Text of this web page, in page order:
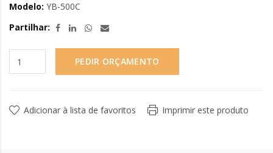
Modelo: YB-500C
Partilhar:
PEDIR ORÇAMENTO
Adicionar à lista de favoritos Imprimir este produto